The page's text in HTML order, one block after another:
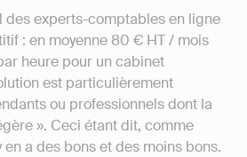
des experts-comptables en ligne
: en moyenne 80 € HT / mois
heure pour un cabinet
est particulièrement
ou professionnels dont la
». Ceci étant dit, comme
a des bons et des moins bons.